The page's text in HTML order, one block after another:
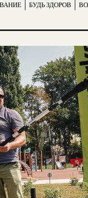
БУДЬ ЗДОРОВ